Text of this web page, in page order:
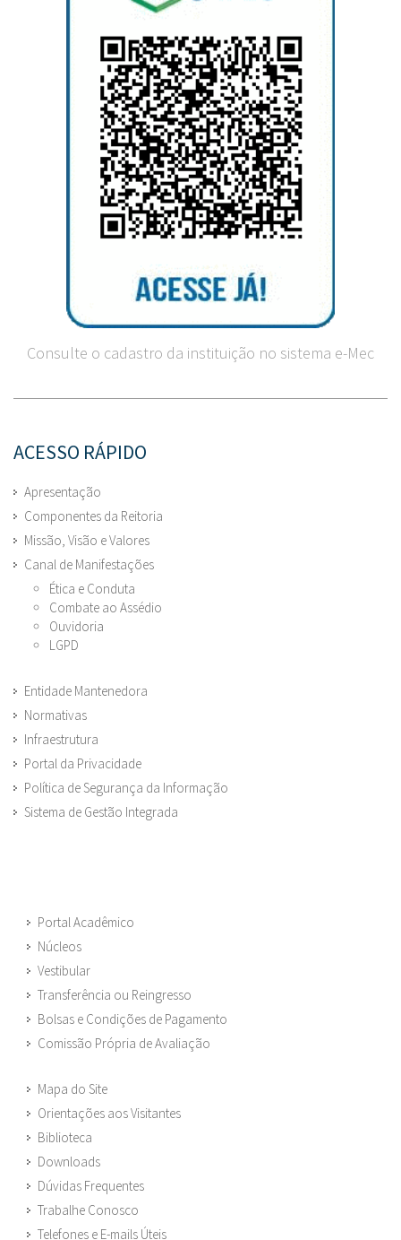
Consulte o cadastro da instituição no sistema e-Mec
ACESSO RÁPIDO
Apresentação
Componentes da Reitoria
Missão, Visão e Valores
Canal de Manifestações
Ética e Conduta
Combate ao Assédio
Ouvidoria
LGPD
Entidade Mantenedora
Normativas
Infraestrutura
Portal da Privacidade
Política de Segurança da Informação
Sistema de Gestão Integrada
Portal Acadêmico
Núcleos
Vestibular
Transferência ou Reingresso
Bolsas e Condições de Pagamento
Comissão Própria de Avaliação
Mapa do Site
Orientações aos Visitantes
Biblioteca
Downloads
Dúvidas Frequentes
Trabalhe Conosco
Telefones e E-mails Úteis